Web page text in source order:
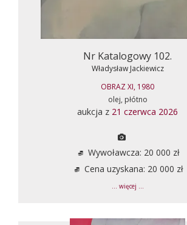
Nr Katalogowy 102.
Władysław Jackiewicz
OBRAZ XI, 1980
olej, płótno
aukcja z 21 czerwca 2026
Wywoławcza: 20 000 zł
Cena uzyskana: 20 000 zł
... więcej ...